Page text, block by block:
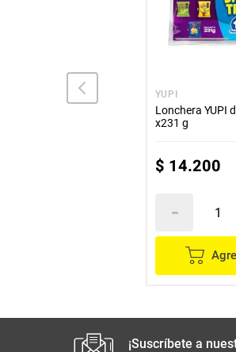
YUPI
Lonchera YUPI
x231 g
$ 14.200
¡Suscríbete a